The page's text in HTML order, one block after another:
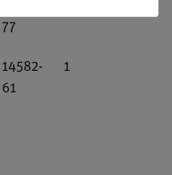
77
14582-
61
1